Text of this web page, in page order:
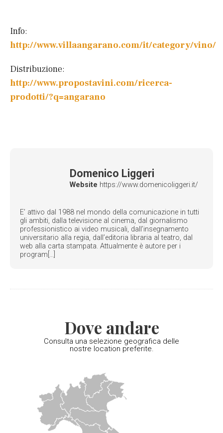
Info:
http://www.villaangarano.com/it/category/vino/
Distribuzione:
http://www.propostavini.com/ricerca-
prodotti/?q=angarano
Domenico Liggeri
Website https://www.domenicoliggeri.it/
E’ attivo dal 1988 nel mondo della comunicazione in tutti
gli ambiti, dalla televisione al cinema, dal giornalismo
professionistico ai video musicali, dall’insegnamento
universitario alla regia, dall’editoria libraria al teatro, dal
web alla carta stampata. Attualmente è autore per i
program[...]
Dove andare
Consulta una selezione geografica delle
nostre location preferite.